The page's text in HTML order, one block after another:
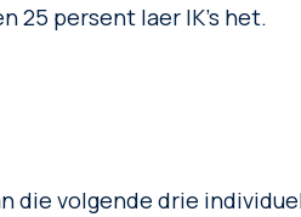
25 persent laer IK’s het.
die volgende drie